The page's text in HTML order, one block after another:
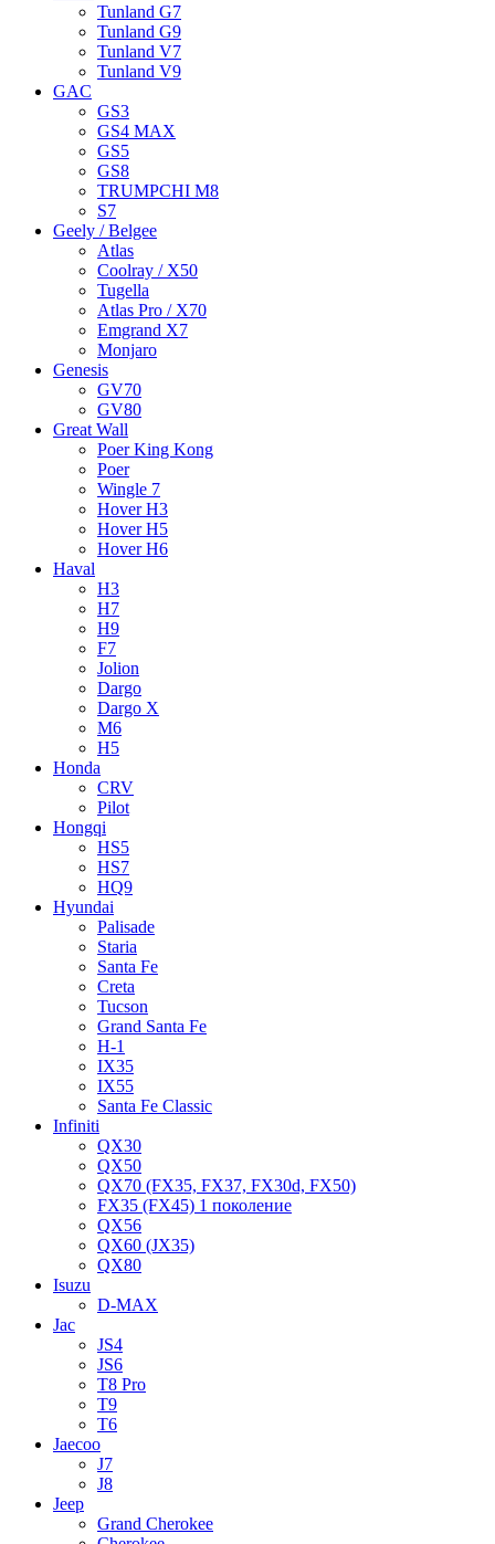
Tunland G7
Tunland G9
Tunland V7
Tunland V9
GAC
GS3
GS4 MAX
GS5
GS8
TRUMPCHI M8
S7
Geely / Belgee
Atlas
Coolray / X50
Tugella
Atlas Pro / X70
Emgrand X7
Monjaro
Genesis
GV70
GV80
Great Wall
Poer King Kong
Poer
Wingle 7
Hover H3
Hover H5
Hover H6
Haval
H3
H7
H9
F7
Jolion
Dargo
Dargo X
M6
H5
Honda
CRV
Pilot
Hongqi
HS5
HS7
HQ9
Hyundai
Palisade
Staria
Santa Fe
Creta
Tucson
Grand Santa Fe
H-1
IX35
IX55
Santa Fe Classic
Infiniti
QX30
QX50
QX70 (FX35, FX37, FX30d, FX50)
FX35 (FX45) 1 поколение
QX56
QX60 (JX35)
QX80
Isuzu
D-MAX
Jac
JS4
JS6
T8 Pro
T9
T6
Jaecoo
J7
J8
Jeep
Grand Cherokee